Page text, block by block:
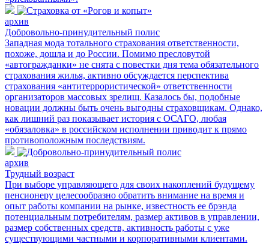
архив
Добровольно-принудительный полис
Западная мода тотального страхования ответственности,
похоже, дошла и до России. Помимо пресловутой
«автогражданки» не снята с повестки дня тема обязательного
страхования жилья, активно обсуждается перспектива
страхования «антитеррористической» ответственности
организаторов массовых зрелищ. Казалось бы, подобные
новации должны быть очень выгодны страховщикам. Однако,
как лишний раз показывает история с ОСАГО, любая
«обязаловка» в российском исполнении приводит к прямо
противоположным последствиям.
архив
Трудный возраст
При выборе управляющего для своих накоплений будущему
пенсионеру целесообразно обратить внимание на время и
опыт работы компании на рынке, известность ее брэнда
потенциальным потребителям, размер активов в управлении,
размер собственных средств, активность работы с уже
существующими частными и корпоративными клиентами.